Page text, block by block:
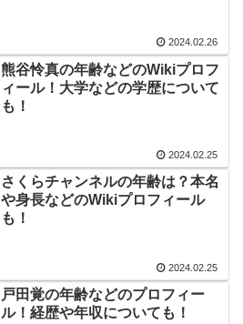
2024.02.26
熊谷怜真の年齢などのWikiプロフ
ィール！大学などの学歴について
も！
2024.02.25
さくらチャンネルの年齢は？本名
や身長などのWikiプロフィール
も！
2024.02.25
戸田覚の年齢などのプロフィー
ル！経歴や年収についても！